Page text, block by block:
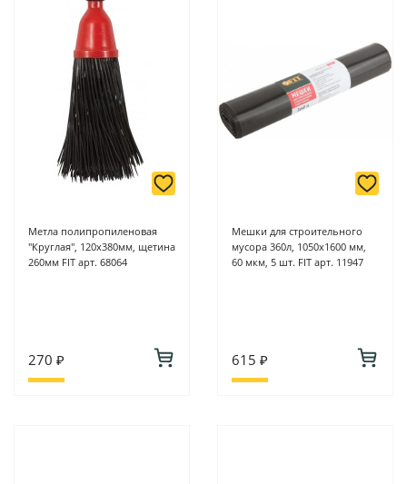
Метла полипропиленовая
"Круглая", 120х380мм, щетина
260мм FIT арт. 68064
270 ₽
Мешки для строительного
мусора 360л, 1050х1600 мм,
60 мкм, 5 шт. FIT арт. 11947
615 ₽